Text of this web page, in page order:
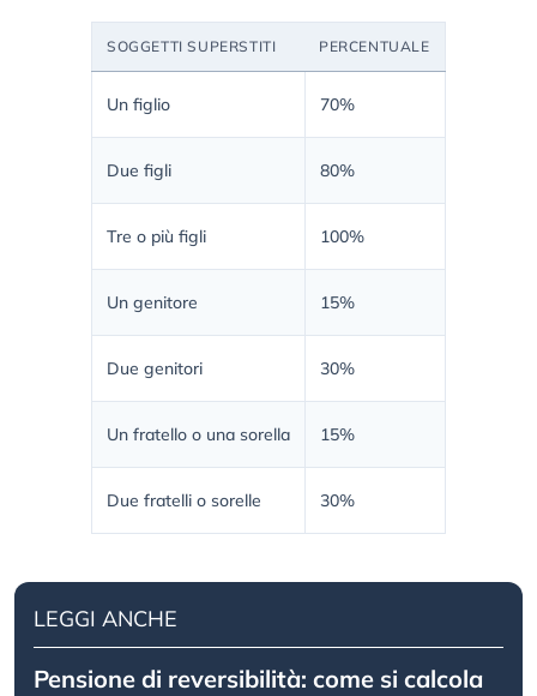
SOGGETTI SUPERSTITI PERCENTUALE
Un figlio 70%
Due figli 80%
Tre o più figli 100%
Un genitore 15%
Due genitori 30%
Un fratello o una sorella 15%
Due fratelli o sorelle 30%
LEGGI ANCHE
Pensione di reversibilità: come si calcola